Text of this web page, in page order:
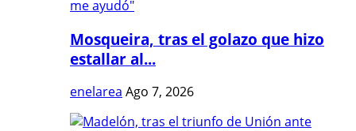
Mosqueira, tras el golazo que hizo
estallar al...
enelarea Ago 7, 2026